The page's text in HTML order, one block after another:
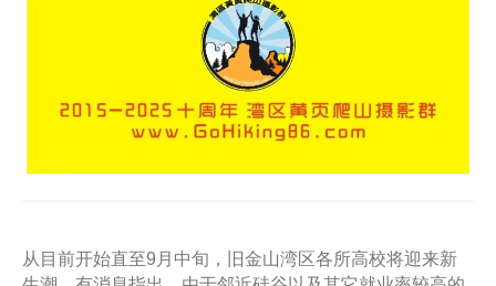
从目前开始直至9月中旬，旧金山湾区各所高校将迎来新